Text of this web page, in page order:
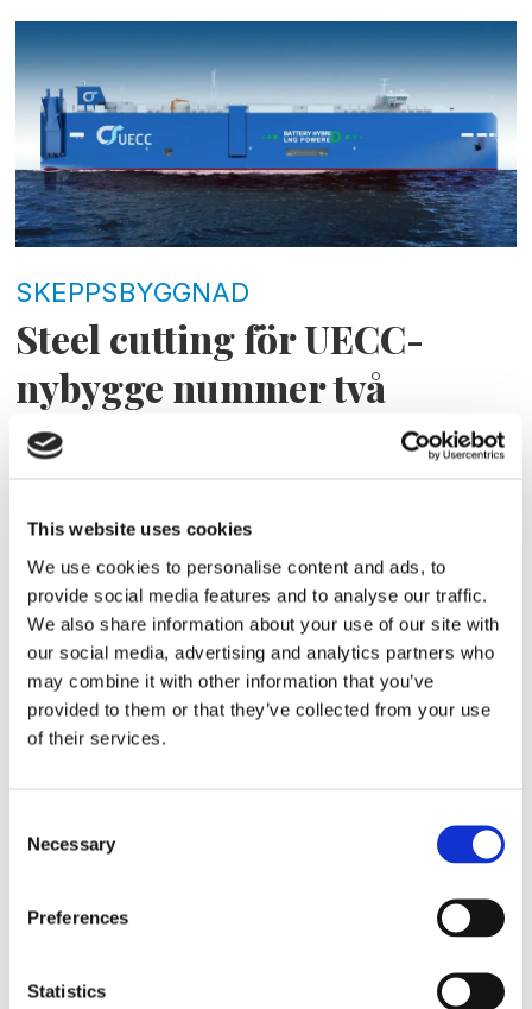
This website uses cookies
We use cookies to personalise content and ads, to
provide social media features and to analyse our traffic.
We also share information about your use of our site with
our social media, advertising and analytics partners who
may combine it with other information that you’ve
provided to them or that they’ve collected from your use
of their services.
Selection
Necessary
Preferences
Statistics
SKEPPSBYGGNAD
Steel cutting för UECC-
nybygge nummer två
Stålarbetena på den andra av tre batterihybrider
för det av Wallenius till hälften ägda
UECC beställer
batterihybrid-PCTC
EKONOMI